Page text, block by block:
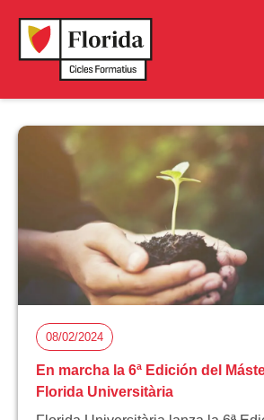
08/02/2024
En marcha la 6ª Edición del
Florida Universitària